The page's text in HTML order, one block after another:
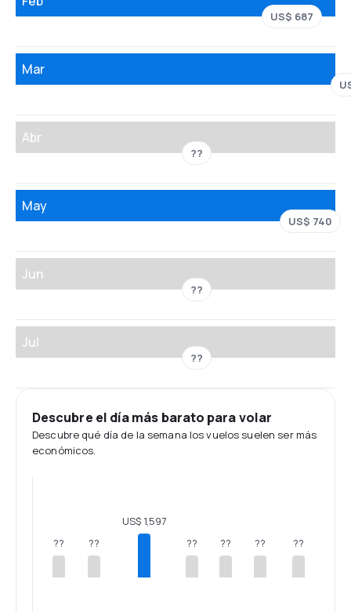
US$ 687
Mar
Abr
??
May
US$ 740
Jun
??
Jul
??
Descubre el día más barato para volar
Descubre qué día de la semana los vuelos suelen ser más
económicos.
?? ??
US$ 1,597
?? ?? ?? ??